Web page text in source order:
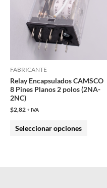
FABRICANTE
Relay Encapsulados CAMSCO
8 Pines Planos 2 polos (2NA-
2NC)
$2,82+ IVA
Seleccionar opciones
elegir
en